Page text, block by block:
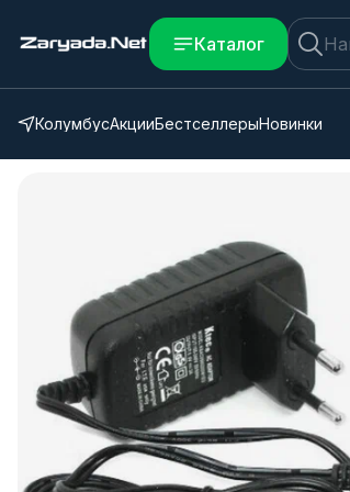
Каталог
КолумбусАкцииБестселлерыНовинки